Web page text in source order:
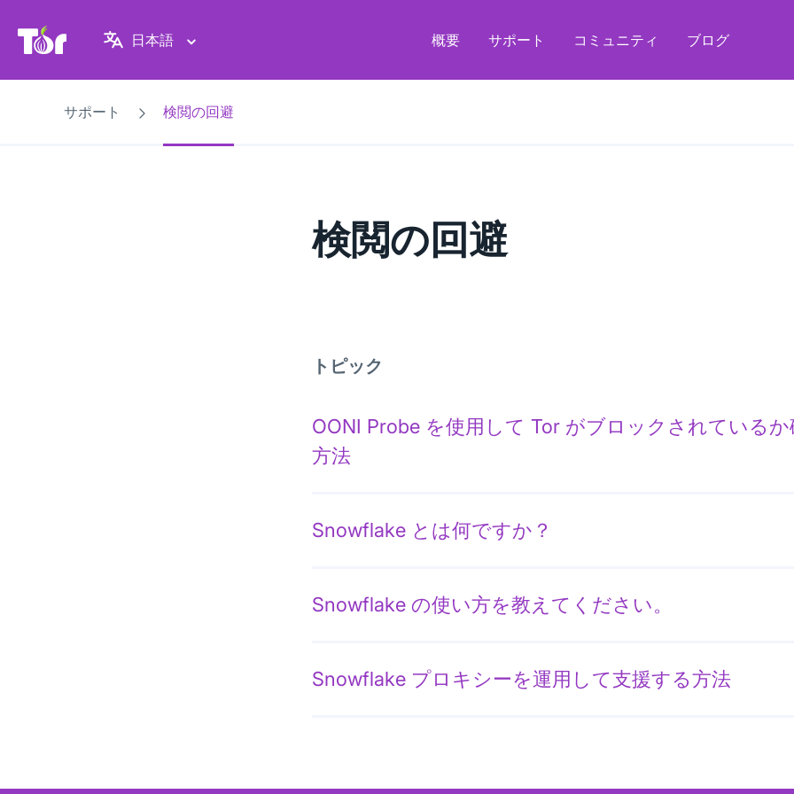
Tor Project ウェブサイト
日本語 概要 サポート コミュニティ ブログ
サポート 検閲の回避
検閲の回避
トピック
OONI Probe を使用して Tor がブロックされているか
方法
Snowflake とは何ですか？
Snowflake の使い方を教えてください。
Snowflake プロキシーを運用して支援する方法